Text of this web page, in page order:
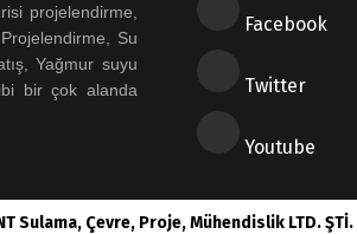
projelendirme,
Su
Yağmur suyu
bir çok alanda
Facebook
Twitter
Youtube
Sulama, Çevre, Proje, Mühendislik LTD. ŞTİ.